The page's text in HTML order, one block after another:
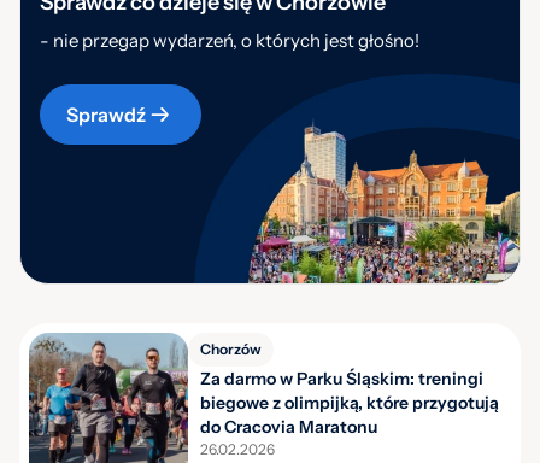
- nie przegap wydarzeń, o których jest głośno!
Sprawdź
Chorzów
Za darmo w Parku Śląskim: treningi
biegowe z olimpijką, które przygotują
do Cracovia Maratonu
26.02.2026